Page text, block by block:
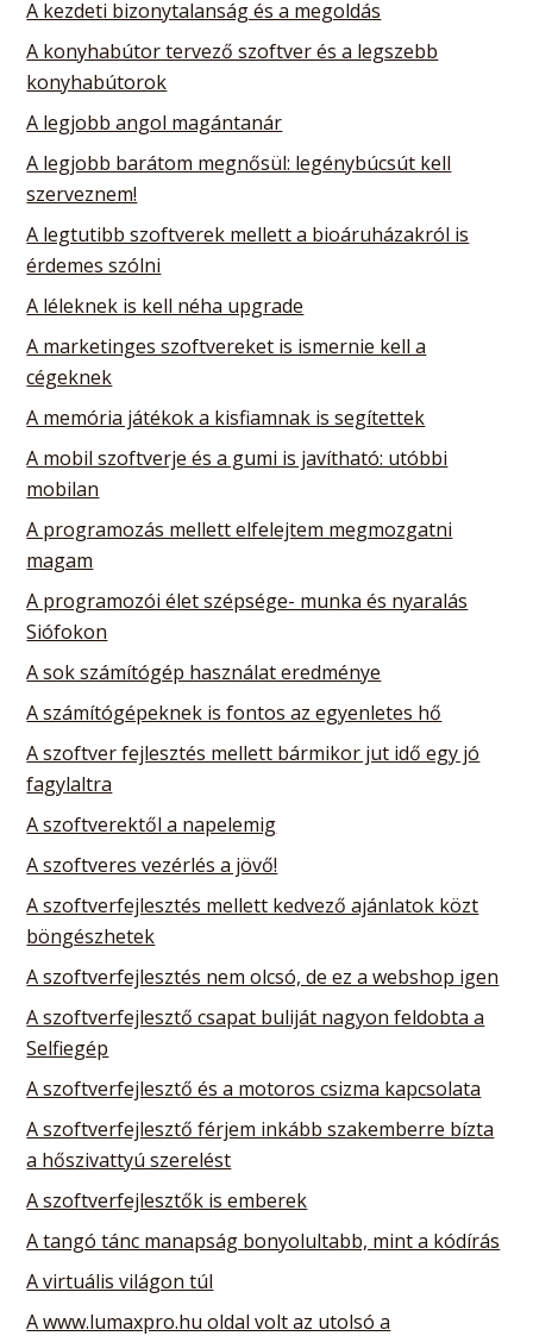
A kezdeti bizonytalanság és a megoldás
A konyhabútor tervező szoftver és a legszebb
konyhabútorok
A legjobb angol magántanár
A legjobb barátom megnősül: legénybúcsút kell
szerveznem!
A legtutibb szoftverek mellett a bioáruházakról is
érdemes szólni
A léleknek is kell néha upgrade
A marketinges szoftvereket is ismernie kell a
cégeknek
A memória játékok a kisfiamnak is segítettek
A mobil szoftverje és a gumi is javítható: utóbbi
mobilan
A programozás mellett elfelejtem megmozgatni
magam
A programozói élet szépsége- munka és nyaralás
Siófokon
A sok számítógép használat eredménye
A számítógépeknek is fontos az egyenletes hő
A szoftver fejlesztés mellett bármikor jut idő egy jó
fagylaltra
A szoftverektől a napelemig
A szoftveres vezérlés a jövő!
A szoftverfejlesztés mellett kedvező ajánlatok közt
böngészhetek
A szoftverfejlesztés nem olcsó, de ez a webshop igen
A szoftverfejlesztő csapat buliját nagyon feldobta a
Selfiegép
A szoftverfejlesztő és a motoros csizma kapcsolata
A szoftverfejlesztő férjem inkább szakemberre bízta
a hőszivattyú szerelést
A szoftverfejlesztők is emberek
A tangó tánc manapság bonyolultabb, mint a kódírás
A virtuális világon túl
A www.lumaxpro.hu oldal volt az utolsó a